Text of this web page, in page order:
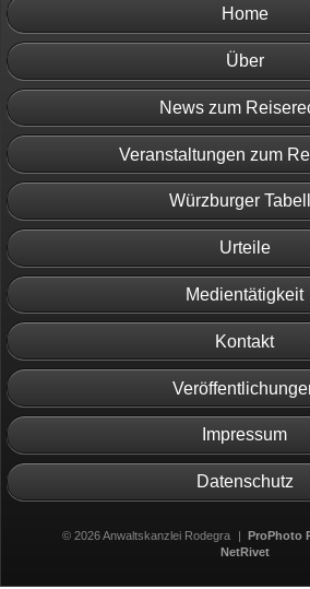
Home
Über
News zum
Veranstaltungen zum
Würzburger
Urteile
Medientätigkeit
Kontakt
Impressum
Datenschutz
© 2026 Anwaltskanzlei Rodegra | ProPhoto
NetRivet